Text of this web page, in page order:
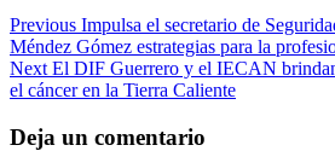
Post
navigation
Previous Impulsa el secretario de
Méndez Gómez estrategias para la
Next El DIF Guerrero y el IECAN
el cáncer en la Tierra Caliente
Deja un comentario